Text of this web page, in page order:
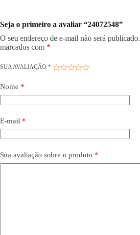
Seja o primeiro a avaliar “24072548”
O seu endereço de e-mail não será publicado.
marcados com *
SUA AVALIAÇÃO *
Nome *
E-mail *
Sua avaliação sobre o produto *